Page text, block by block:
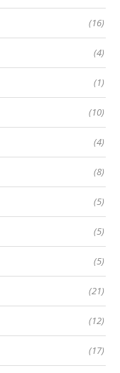
(16)
(4)
(1)
(10)
(4)
(8)
(5)
(5)
(5)
(21)
(12)
(17)